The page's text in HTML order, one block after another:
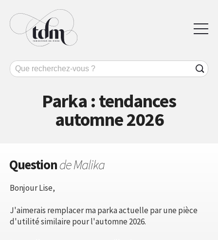
Parka : tendances
automne 2026
Questionde Malika
Bonjour Lise,
J'aimerais remplacer ma parka actuelle par une pièce
d'utilité similaire pour l'automne 2026.